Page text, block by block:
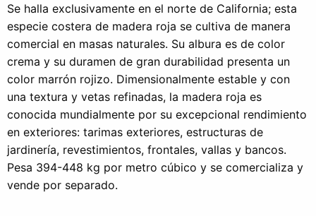
Se halla exclusivamente en el norte de California; esta
especie costera de madera roja se cultiva de manera
comercial en masas naturales. Su albura es de color
crema y su duramen de gran durabilidad presenta un
color marrón rojizo. Dimensionalmente estable y con
una textura y vetas refinadas, la madera roja es
conocida mundialmente por su excepcional rendimiento
en exteriores: tarimas exteriores, estructuras de
jardinería, revestimientos, frontales, vallas y bancos.
Pesa 394-448 kg por metro cúbico y se comercializa y
vende por separado.